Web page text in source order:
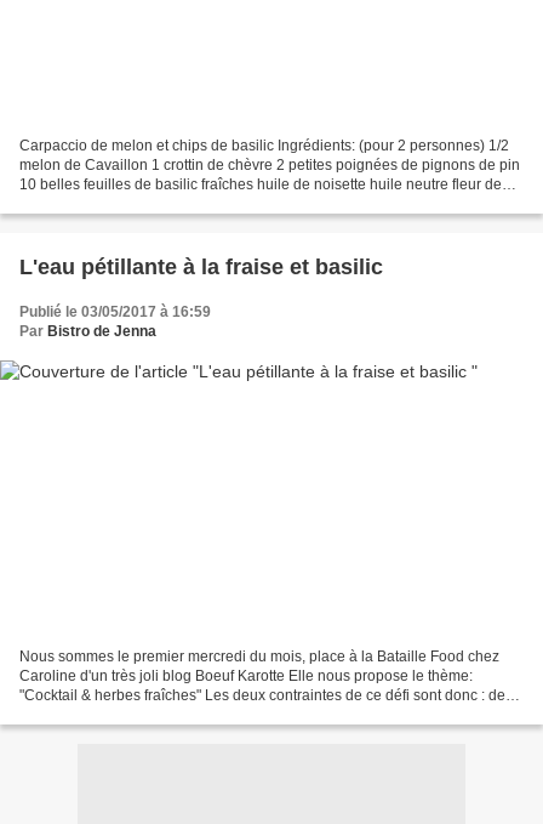
Carpaccio de melon et chips de basilic Ingrédients: (pour 2 personnes) 1/2
melon de Cavaillon 1 crottin de chèvre 2 petites poignées de pignons de pin
10 belles feuilles de basilic fraîches huile de noisette huile neutre fleur de
L'eau pétillante à la fraise et basilic
Publié le 03/05/2017 à 16:59
Par Bistro de Jenna
Nous sommes le premier mercredi du mois, place à la Bataille Food chez
Caroline d'un très joli blog Boeuf Karotte Elle nous propose le thème:
"Cocktail & herbes fraîches" Les deux contraintes de ce défi sont donc : de